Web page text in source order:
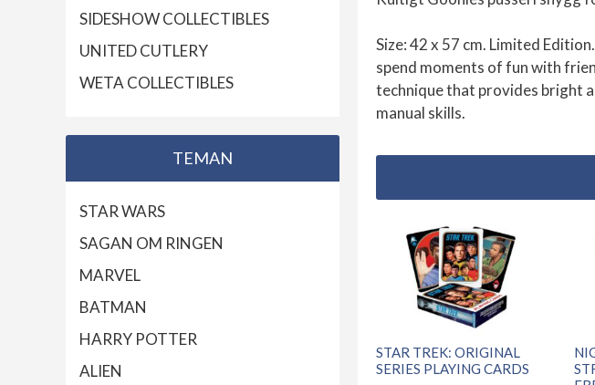
Size: 42 x 57 cm. Limited
spend moments of fun with
technique that provides bright
manual skills.
STAR TREK: ORIGINAL
SERIES PLAYING CARDS
SIDESHOW COLLECTIBLES
UNITED CUTLERY
WETA COLLECTIBLES
TEMAN
STAR WARS
SAGAN OM RINGEN
MARVEL
BATMAN
HARRY POTTER
ALIEN